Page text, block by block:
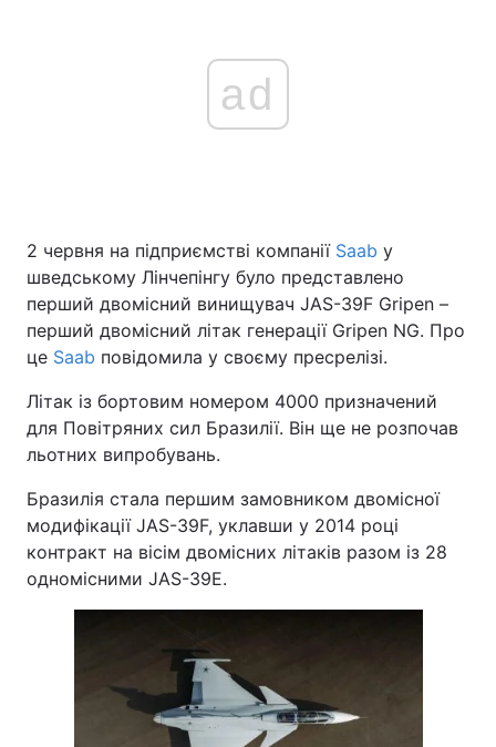
ad
2 червня на підприємстві компанії Saab у
шведському Лінчепінгу було представлено
перший двомісний винищувач JAS-39F Gripen –
перший двомісний літак генерації Gripen NG. Про
це Saab повідомила у своєму пресрелізі.
Літак із бортовим номером 4000 призначений
для Повітряних сил Бразилії. Він ще не розпочав
льотних випробувань.
Бразилія стала першим замовником двомісної
модифікації JAS-39F, уклавши у 2014 році
контракт на вісім двомісних літаків разом із 28
одномісними JAS-39E.